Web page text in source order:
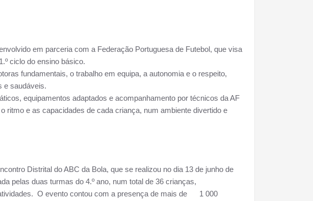
em parceria com a Federação Portuguesa de Futebol, que visa
ciclo do ensino básico.
fundamentais, o trabalho em equipa, a autonomia e o respeito,
e saudáveis.
equipamentos adaptados e acompanhamento por técnicos da AF
ritmo e as capacidades de cada criança, num ambiente divertido e
Distrital do ABC da Bola, que se realizou no dia 13 de junho de
pelas duas turmas do 4.º ano, num total de 36 crianças,
O evento contou com a presença de mais de 1 000